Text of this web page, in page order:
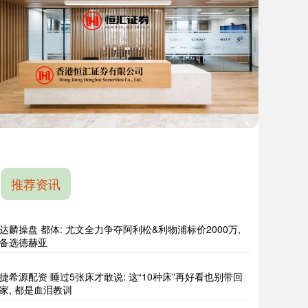
推荐资讯
达麟操盘 都体: 尤文全力争夺阿利松&利物浦标价2000万,
备选德赫亚
捷希源配资 睡过5张床才敢说: 这“10种床”再好看也别带回
家, 都是血泪教训